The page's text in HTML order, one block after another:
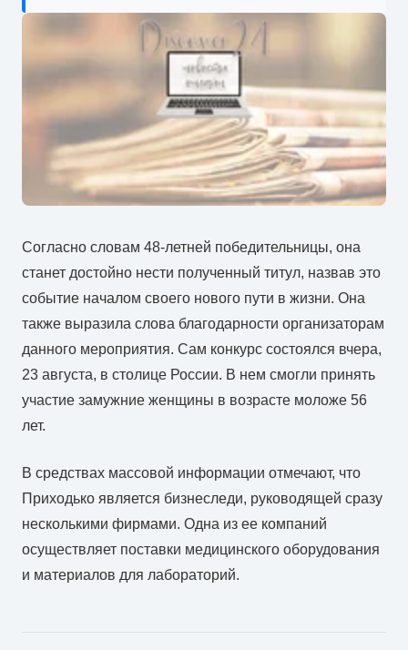
Согласно словам 48-летней победительницы, она
станет достойно нести полученный титул, назвав это
событие началом своего нового пути в жизни. Она
также выразила слова благодарности организаторам
данного мероприятия. Сам конкурс состоялся вчера,
23 августа, в столице России. В нем смогли принять
участие замужние женщины в возрасте моложе 56
лет.
В средствах массовой информации отмечают, что
Приходько является бизнеследи, руководящей сразу
несколькими фирмами. Одна из ее компаний
осуществляет поставки медицинского оборудования
и материалов для лабораторий.